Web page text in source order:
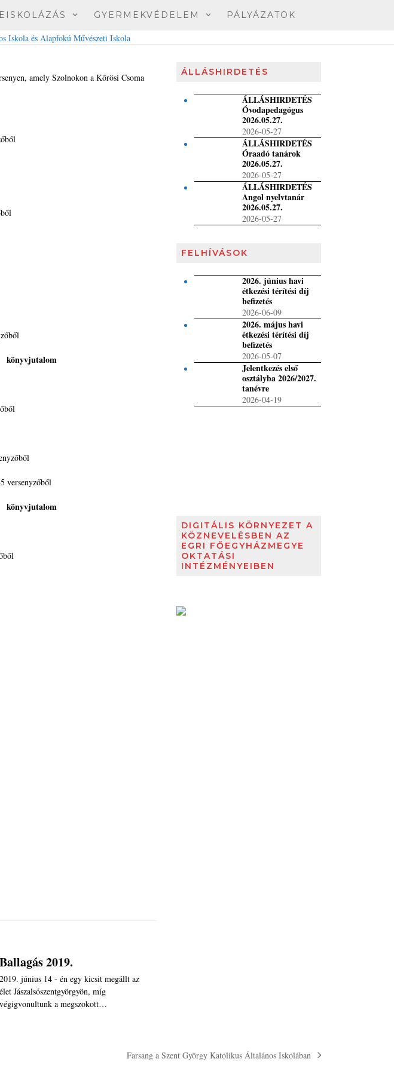
GYERMEKVÉDELEM PÁLYÁZATOK
amely Szolnokon a Kőrösi Csoma
versenyzőből
Ballagás 2019.
2019. június 14 - én egy kicsit megállt az
élet Jászalsószentgyörgyön, míg
végigvonultunk a megszokott…
ÁLLÁSHIRDETÉS
ÁLLÁSHIRDETÉS
Óvodapedagógus
2026.05.27.
2026-05-27
ÁLLÁSHIRDETÉS
Óraadó tanárok
2026.05.27.
2026-05-27
ÁLLÁSHIRDETÉS
Angol nyelvtanár
2026.05.27.
2026-05-27
FELHÍVÁSOK
2026. június havi
étkezési térítési díj
befizetés
2026-06-09
2026. május havi
étkezési térítési díj
befizetés
2026-05-07
Jelentkezés első
osztályba 2026/2027.
tanévre
2026-04-19
DIGITÁLIS KÖRNYEZET A
KÖZNEVELÉSBEN AZ
EGRI FŐEGYHÁZMEGYE
OKTATÁSI
INTÉZMÉNYEIBEN
next
Farsang a Szent György Katolikus Általános Iskolában